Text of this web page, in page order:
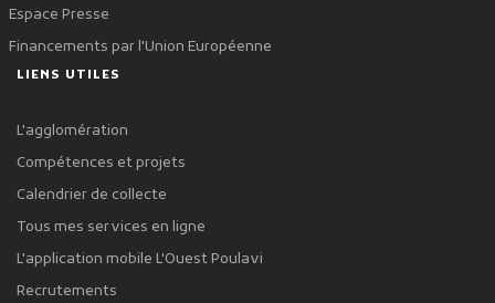
Espace Presse
Financements par l'Union Européenne
LIENS UTILES
L'agglomération
Compétences et projets
Calendrier de collecte
Tous mes services en ligne
L'application mobile L'Ouest Poulavi
Recrutements